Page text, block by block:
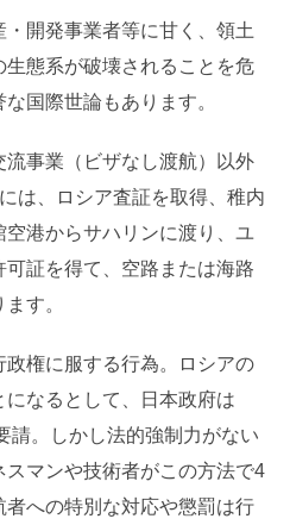
開発事業者等に甘く、領土
態系が破壊されることを危
国際世論もあります。
事業（ビザなし渡航）以外
は、ロシア査証を取得、稚内
港からサハリンに渡り、ユ
証を得て、空路または海路
す。
権に服する行為。ロシアの
なるとして、日本政府は
請。しかし法的強制力がない
マンや技術者がこの方法で4
への特別な対応や懲罰は行